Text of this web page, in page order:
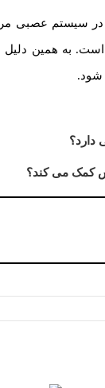
سیستم عصبی
به همین
شود.
دارد؟
کمک می کند؟